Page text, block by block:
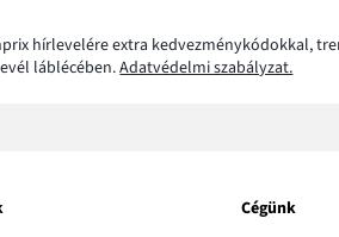
hírlevelére extra kedvezménykódokkal,
láblécében.Adatvédelmi szabályzat.
Cégünk